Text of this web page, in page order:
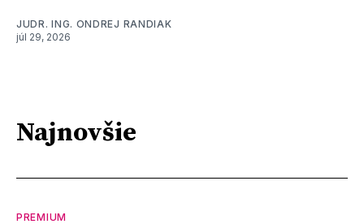
JUDR. ING. ONDREJ RANDIAK
júl 29, 2026
Najnovšie
PREMIUM